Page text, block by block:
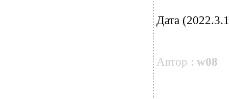
Дата
Автор : w08